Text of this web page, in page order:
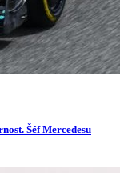
Šéf Mercedesu